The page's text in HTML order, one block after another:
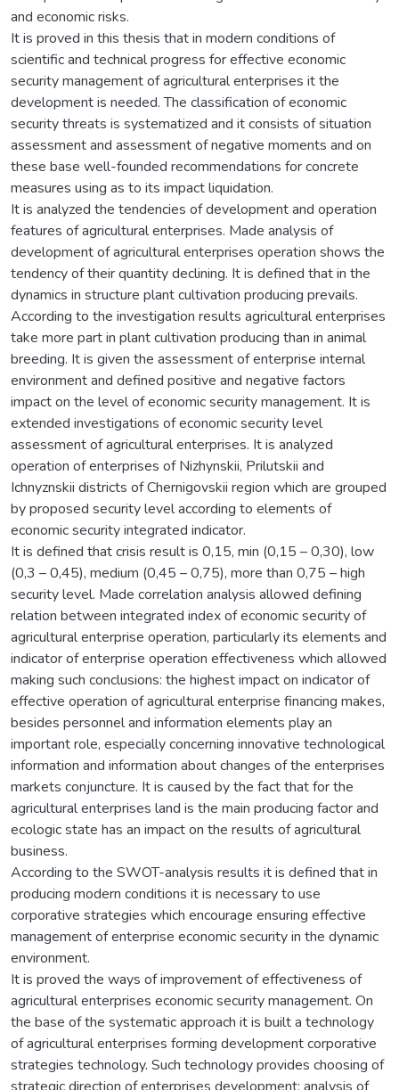
and economic risks.
It is proved in this thesis that in modern conditions of
scientific and technical progress for effective economic
security management of agricultural enterprises it the
development is needed. The classification of economic
security threats is systematized and it consists of situation
assessment and assessment of negative moments and on
these base well-founded recommendations for concrete
measures using as to its impact liquidation.
It is analyzed the tendencies of development and operation
features of agricultural enterprises. Made analysis of
development of agricultural enterprises operation shows the
tendency of their quantity declining. It is defined that in the
dynamics in structure plant cultivation producing prevails.
According to the investigation results agricultural enterprises
take more part in plant cultivation producing than in animal
breeding. It is given the assessment of enterprise internal
environment and defined positive and negative factors
impact on the level of economic security management. It is
extended investigations of economic security level
assessment of agricultural enterprises. It is analyzed
operation of enterprises of Nizhynskii, Prilutskii and
Ichnyznskii districts of Chernigovskii region which are grouped
by proposed security level according to elements of
economic security integrated indicator.
It is defined that crisis result is 0,15, min (0,15 – 0,30), low
(0,3 – 0,45), medium (0,45 – 0,75), more than 0,75 – high
security level. Made correlation analysis allowed defining
relation between integrated index of economic security of
agricultural enterprise operation, particularly its elements and
indicator of enterprise operation effectiveness which allowed
making such conclusions: the highest impact on indicator of
effective operation of agricultural enterprise financing makes,
besides personnel and information elements play an
important role, especially concerning innovative technological
information and information about changes of the enterprises
markets conjuncture. It is caused by the fact that for the
agricultural enterprises land is the main producing factor and
ecologic state has an impact on the results of agricultural
business.
According to the SWOT-analysis results it is defined that in
producing modern conditions it is necessary to use
corporative strategies which encourage ensuring effective
management of enterprise economic security in the dynamic
environment.
It is proved the ways of improvement of effectiveness of
agricultural enterprises economic security management. On
the base of the systematic approach it is built a technology
of agricultural enterprises forming development corporative
strategies technology. Such technology provides choosing of